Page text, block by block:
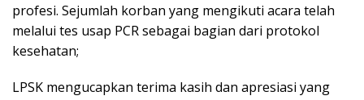
profesi. Sejumlah korban yang mengikuti acara telah
melalui tes usap PCR sebagai bagian dari protokol
kesehatan;
LPSK mengucapkan terima kasih dan apresiasi yang